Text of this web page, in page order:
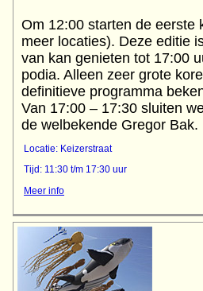
Om 12:00 starten de eerste
meer locaties). Deze editie
van kan genieten tot 17:00
podia. Alleen zeer grote
definitieve programma
Van 17:00 – 17:30 sluiten
Locatie: Keizerstraat
Tijd: 11:30 t/m 17:30 uur
Meer info